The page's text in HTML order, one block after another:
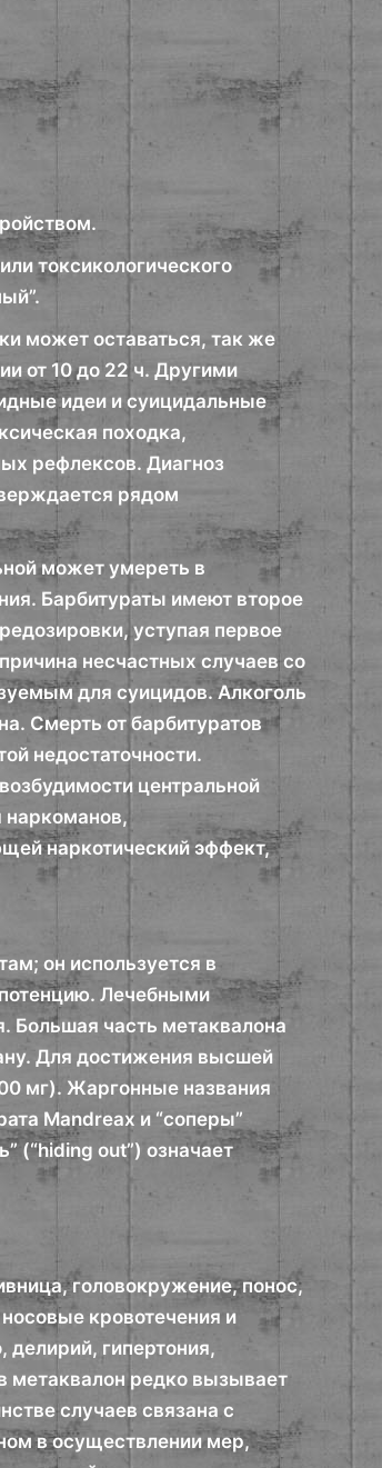
токсикологического
может оставаться, так же
от 10 до 22 ч. Другими
идеи и суицидальные
походка,
рефлексов. Диагноз
рядом
может умереть в
Барбитураты имеют второе
уступая первое
несчастных случаев со
для суицидов. Алкоголь
Смерть от барбитуратов
недостаточности.
центральной
наркоманов,
наркотический эффект,
он используется в
Лечебными
Большая часть метаквалона
Для достижения высшей
мг). Жаргонные названия
Mandreax и “соперы”
(“hiding out”) означает
головокружение, понос,
кровотечения и
делирий, гипертония,
метаквалон редко вызывает
случаев связана с
в осуществлении мер,